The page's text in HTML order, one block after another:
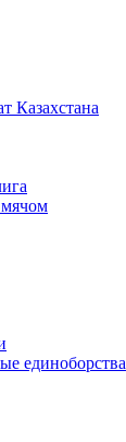
Казахстана
единоборства